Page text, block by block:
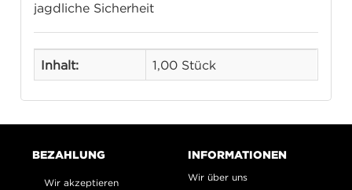
jagdliche Sicherheit
Inhalt: 1,00 Stück
BEZAHLUNG
Wir akzeptieren
INFORMATIONEN
Wir über uns